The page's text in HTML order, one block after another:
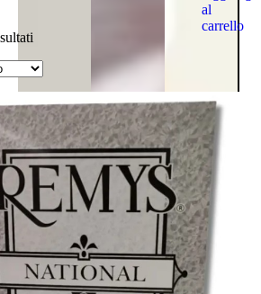
al
carrello